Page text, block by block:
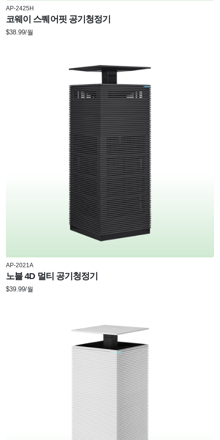
AP-2425H
코웨이 스퀘어핏 공기청정기
$38.99/월
AP-2021A
노블 4D 멀티 공기청정기
$39.99/월